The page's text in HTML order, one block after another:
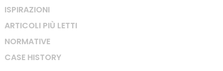
ISPIRAZIONI
ARTICOLI PIÙ LETTI
NORMATIVE
CASE HISTORY